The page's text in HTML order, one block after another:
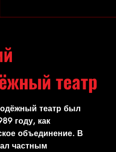
театр
театр был
году, как
объединение. В
частным